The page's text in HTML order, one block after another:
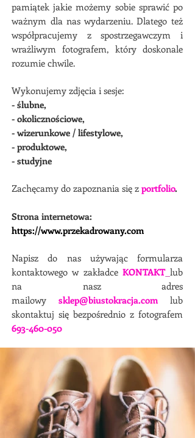
pamiątek jakie możemy sobie sprawić po
ważnym dla nas wydarzeniu. Dlatego też
współpracujemy z spostrzegawczym i
wrażliwym fotografem, który doskonale
rozumie chwile.
Wykonujemy zdjęcia i sesje:
- ślubne,
- okolicznościowe,
- wizerunkowe / lifestylowe,
- produktowe,
- studyjne
Zachęcamy do zapoznania się z portfolio.
Strona internetowa:
https://www.przekadrowany.com
Napisz do nas używając formularza
kontaktowego w zakładceKONTAKT lub
na nasz adres
mailowy sklep@biustokracja.com lub
skontaktuj się bezpośrednio z fotografem
693-460-050